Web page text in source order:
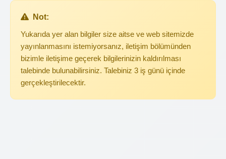
Not:
Yukarıda yer alan bilgiler size aitse ve web sitemizde
yayınlanmasını istemiyorsanız, iletişim bölümünden
bizimle iletişime geçerek bilgilerinizin kaldırılması
talebinde bulunabilirsiniz. Talebiniz 3 iş günü içinde
gerçekleştirilecektir.